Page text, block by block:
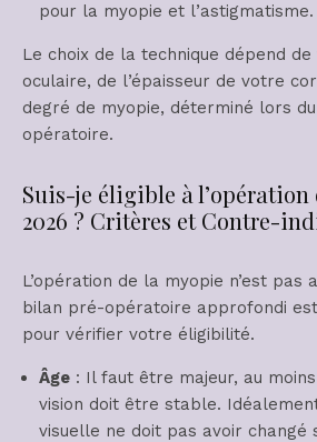
pour la myopie et l’astigmatisme.
Le choix de la technique dépend
oculaire, de l’épaisseur de votre
degré de myopie, déterminé lors
opératoire.
Suis-je éligible à l’opération
2026 ? Critères et Contre-
L’opération de la myopie n’est pas
bilan pré-opératoire approfondi
pour vérifier votre éligibilité.
Âge : Il faut être majeur, au moins
vision doit être stable.
visuelle ne doit pas avoir changé